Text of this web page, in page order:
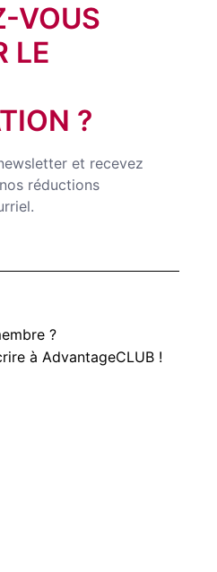
VOUS
LE
?
et recevez
réductions
?
à AdvantageCLUB !